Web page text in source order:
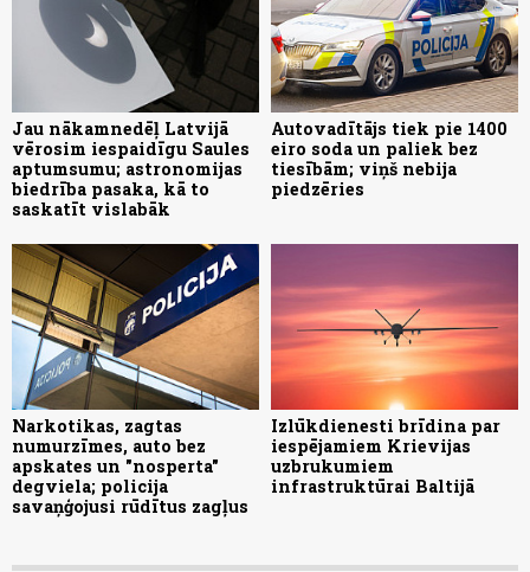
Jau nākamnedēļ Latvijā
vērosim iespaidīgu Saules
aptumsumu; astronomijas
biedrība pasaka, kā to
saskatīt vislabāk
Autovadītājs tiek pie 1400
eiro soda un paliek bez
tiesībām; viņš nebija
piedzēries
Narkotikas, zagtas
numurzīmes, auto bez
apskates un "nosperta"
degviela; policija
savaņģojusi rūdītus zagļus
Izlūkdienesti brīdina par
iespējamiem Krievijas
uzbrukumiem
infrastruktūrai Baltijā